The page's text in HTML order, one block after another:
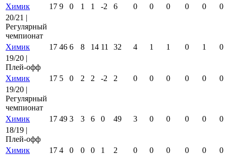
Химик
17 9 0 1 1 -2 6 0 0 0 0 0
0
20/21 |
Регулярный
чемпионат
Химик
17 46 6 8 14 11 32 4 1 1 0 1
0
19/20 |
Плей-офф
Химик
17 5 0 2 2 -2 2 0 0 0 0 0
0
19/20 |
Регулярный
чемпионат
Химик
17 49 3 3 6 0 49 3 0 0 0 0
0
18/19 |
Плей-офф
Химик
17 4 0 0 0 1 2 0 0 0 0 0
0